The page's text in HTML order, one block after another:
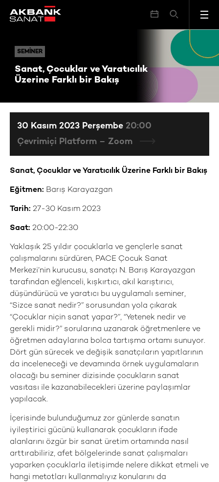
SEMINER
Sanat, Çocuklar ve Yaratıcılık
Üzerine Farklı bir Bakış
SEMINER Sanat, Çocuklar ve Yaratıcılık Üzerine Farklı bir Bakış
Sanat, Çocuklar ve Yaratıcılık Üzerine Farklı bir Bakış
Eğitmen: Barış Karayazgan
Tarih: 27-30 Kasım 2023
Saat: 20:00-22:30
Yaklaşık 25 yıldır çocuklarla ve gençlerle sanat
çalışmalarını sürdüren, PACE Çocuk Sanat
Merkezi’nin kurucusu, sanatçı N. Barış Karayazgan
tarafından eğlenceli, kışkırtıcı, akıl karıştırıcı,
düşündürücü ve yaratıcı bu uygulamalı seminer,
“Sizce sanat nedir?” sorusundan yola çıkarak
“Çocuklar niçin sanat yapar?”, “Yetenek nedir ve
gerekli midir?” sorularına uzanarak öğretmenlere ve
öğretmen adaylarına bolca tartışma ortamı sunuyor.
Dört gün sürecek ve değişik sanatçıların yapıtlarının
da inceleneceği ve devamında örnek uygulamaların
olacağı bu seminer dizisinde çocukların sanat
vasıtası ile kazanabilecekleri üzerine paylaşımlar
yapılacak.
İçerisinde bulunduğumuz zor günlerde sanatın
iyileştirici gücünü kullanarak çocukların ifade
alanlarını özgür bir sanat üretim ortamında nasıl
arttırabiliriz, afet bölgelerinde sanat çalışmaları
yaparken çocuklarla iletişimde nelere dikkat etmeli ve
hangi metotları kullanmalıyız konularını da
30 Kasım 2023 Perşembe 20:00
Çevrimiçi Platform – Zoom